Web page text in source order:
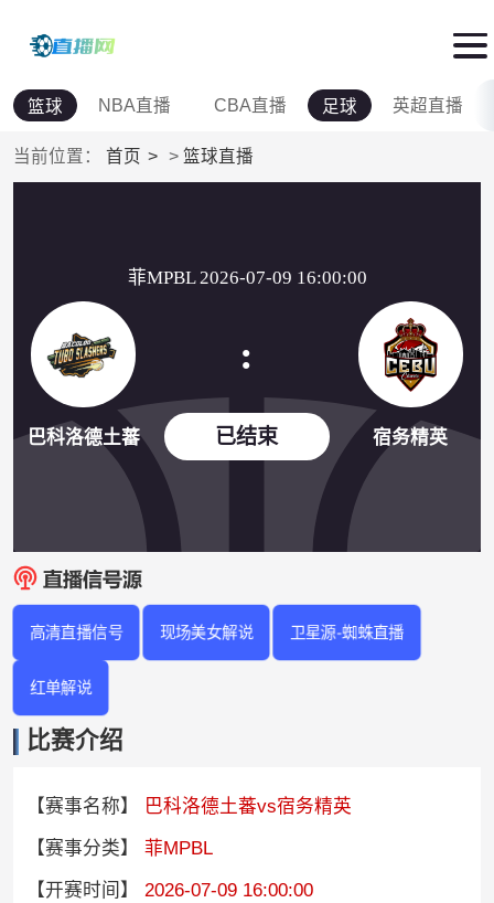
篮球 NBA直播 CBA直播 足球 英超直播
当前位置： 首页 > 篮球直播
菲MPBL 2026-07-09 16:00:00
巴科洛德土蕃
:
已结束 宿务精英
高清直播信号 现场美女解说 卫星源-蜘蛛直播
红单解说
比赛介绍
【赛事名称】
巴科洛德土蕃vs宿务精英
【赛事分类】
菲MPBL
【开赛时间】
2026-07-09 16:00:00